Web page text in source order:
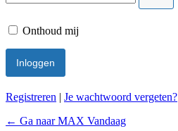
Onthoud mij
Registreren | Je wachtwoord vergeten?
← Ga naar MAX Vandaag